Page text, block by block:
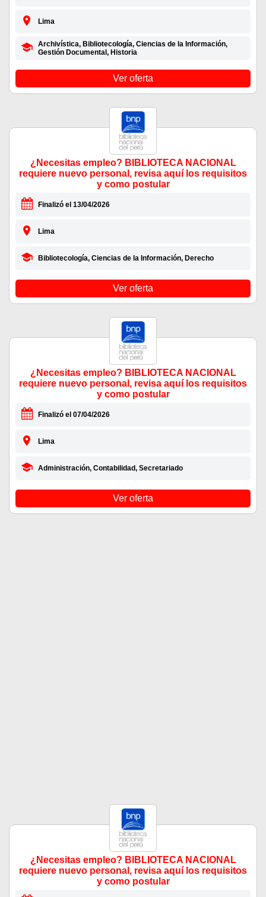
Lima
Archivística, Bibliotecología, Ciencias de la Información,
Gestión Documental, Historia
Ver oferta
¿Necesitas empleo? BIBLIOTECA NACIONAL
requiere nuevo personal, revisa aquí los requisitos
y como postular
Finalizó el 13/04/2026
Lima
Bibliotecología, Ciencias de la Información, Derecho
Ver oferta
¿Necesitas empleo? BIBLIOTECA NACIONAL
requiere nuevo personal, revisa aquí los requisitos
y como postular
Finalizó el 07/04/2026
Lima
Administración, Contabilidad, Secretariado
Ver oferta
¿Necesitas empleo? BIBLIOTECA NACIONAL
requiere nuevo personal, revisa aquí los requisitos
y como postular